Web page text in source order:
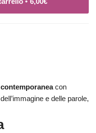
con
e delle parole,